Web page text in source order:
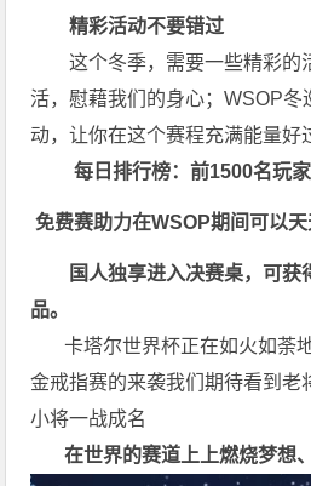
精彩活动不要错过
这个冬季，需要一些精彩的
活，慰藉我们的身心；WSOP冬
动，让你在这个赛程充满能量好
每日排行榜：前1500名玩
免费赛助力在WSOP期间可以天
国人独享进入决赛桌，可获
品。
卡塔尔世界杯正在如火如荼
金戒指赛的来袭我们期待看到老
小将一战成名
在世界的赛道上上燃烧梦想